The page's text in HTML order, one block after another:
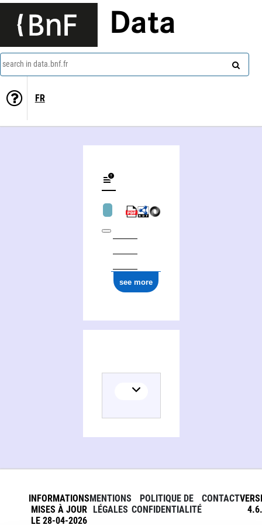
Data
search in data.bnf.fr
FR
see more
INFORMATIONS
MISES À JOUR
LE 28-04-2026
MENTIONS
LÉGALES
POLITIQUE DE
CONFIDENTIALITÉ
CONTACT